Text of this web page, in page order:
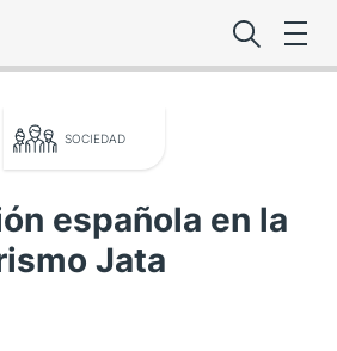
Lo último de
SOCIEDAD
española en la
Jata